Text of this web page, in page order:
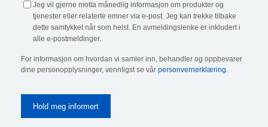
Jeg vil gjerne motta månedlig informasjon om produkter og
tjenester eller relaterte emner via e-post. Jeg kan trekke tilbake
dette samtykket når som helst. En avmeldingslenke er inkludert i
alle e-postmeldinger.
For informasjon om hvordan vi samler inn, behandler og oppbevarer
dine personopplysninger, vennligst se vår personvernerklæring.